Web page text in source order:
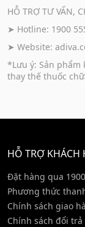
HỖ TRỢ TƯ VẤN,
➤ Hotline: 1900
➤ Website:
*Lưu ý: Sản phẩm
thay thế thuốc
HỖ TRỢ KHÁCH
Đặt hàng qua
Phương thức
Chính sách giao
Chính sách đổi trả